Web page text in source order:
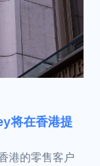
将在香港提
港的零售客户